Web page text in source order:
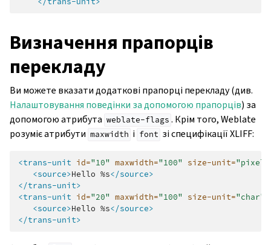
Визначення прапорців
перекладу
Ви можете вказати додаткові прапорці перекладу (див.
Налаштовування поведінки за допомогою прапорців) за
допомогою атрибута weblate-flags . Крім того, Weblate
розуміє атрибути maxwidth і font зі специфікації XLIFF:
<trans-unit id="10" maxwidth="100" size-unit="pixel"
<source>Hello %s</source>
</trans-unit>
<trans-unit id="20" maxwidth="100" size-unit="char"
<source>Hello %s</source>
</trans-unit>